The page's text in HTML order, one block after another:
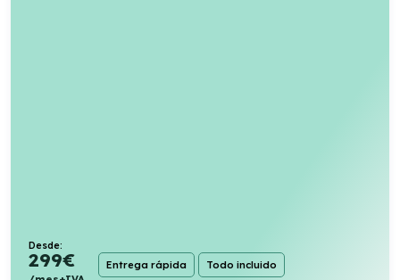
Desde:
299€ Entrega rápida Todo incluido